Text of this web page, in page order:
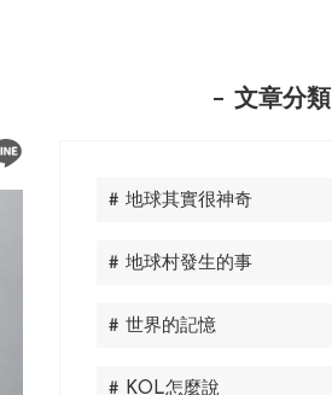
文章分類
# 地球其實很神奇
# 地球村發生的事
# 世界的記憶
# KOL怎麼說